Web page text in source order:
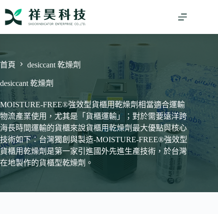
內
容
首頁 desiccant 乾燥劑
desiccant 乾燥劑
MOISTURE-FREE®強效型貨櫃用乾燥劑相當適合運輸
物流產業使用，尤其是「貨櫃運輸」；對於需要遠洋跨
海長時間運輸的貨櫃來說貨櫃用乾燥劑最大優點與核心
技術如下：台灣獨創與製造-MOISTURE-FREE®強效型
貨櫃用乾燥劑是第一家引進國外先進生產技術，於台灣
在地製作的貨櫃型乾燥劑。